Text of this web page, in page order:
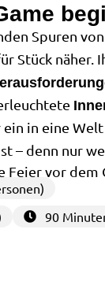
Spuren von
Stück näher.
ein in eine
– denn nur
vor dem
90